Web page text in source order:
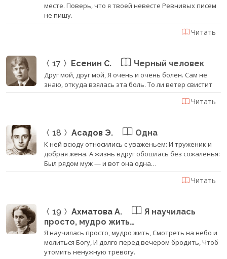
месте. Поверь, что я твоей невесте Ревнивых писем
не пишу.
Читать
17 Есенин С. Черный человек
Друг мой, друг мой, Я очень и очень болен. Сам не
знаю, откуда взялась эта боль. То ли ветер свистит
Читать
18 Асадов Э. Одна
К ней всюду относились с уваженьем: И труженик и
добрая жена. А жизнь вдруг обошлась без сожаленья:
Был рядом муж — и вот она одна…
Читать
19 Ахматова А.
Я научилась
просто, мудро жить…
Я научилась просто, мудро жить, Смотреть на небо и
молиться Богу, И долго перед вечером бродить, Чтоб
утомить ненужную тревогу.